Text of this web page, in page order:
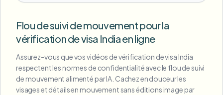
Flou de suivi de mouvement pour la
vérification de visa India en ligne
Assurez-vous que vos vidéos de vérification de visa India
respectent les normes de confidentialité avec le flou de suivi
de mouvement alimenté par IA. Cachez en douceur les
visages et détails en mouvement sans éditions image par